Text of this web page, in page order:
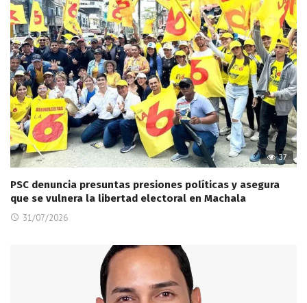
37
PSC denuncia presuntas presiones políticas y asegura
que se vulnera la libertad electoral en Machala
31/07/2026